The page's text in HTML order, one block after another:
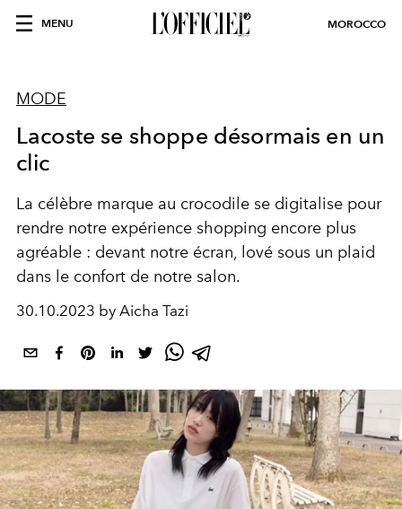
MENU MOROCCO
MODE
Lacoste se shoppe désormais en un
clic
La célèbre marque au crocodile se digitalise pour
rendre notre expérience shopping encore plus
agréable : devant notre écran, lové sous un plaid
dans le confort de notre salon.
30.10.2023 by Aicha Tazi